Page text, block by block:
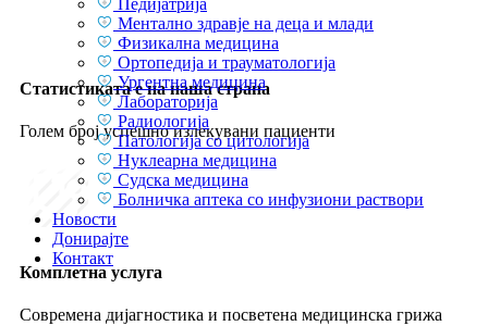
Педијатрија
Ментално здравје на деца и млади
Физикална медицина
Ортопедија и трауматологија
Ургентна медицина
Лабораторија
Радиологија
Патологија со цитологија
Нуклеарна медицина
Судска медицина
Болничка аптека со инфузиони раствори
Новости
Донирајте
Контакт
Статистиката е на наша страна
Голем број успешно излекувани пациенти
Комплетна услуга
Современа дијагностика и посветена медицинска грижа